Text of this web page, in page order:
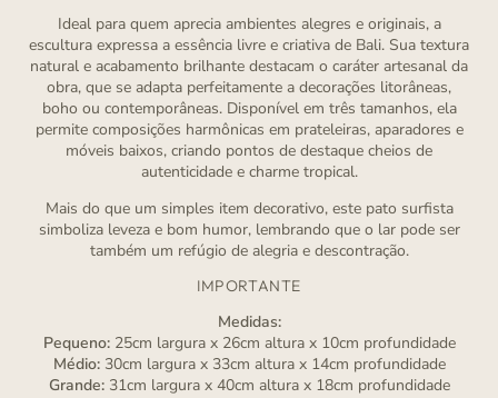
Ideal para quem aprecia ambientes alegres e originais, a
escultura expressa a essência livre e criativa de Bali. Sua textura
natural e acabamento brilhante destacam o caráter artesanal da
obra, que se adapta perfeitamente a decorações litorâneas,
boho ou contemporâneas. Disponível em três tamanhos, ela
permite composições harmônicas em prateleiras, aparadores e
móveis baixos, criando pontos de destaque cheios de
autenticidade e charme tropical.
Mais do que um simples item decorativo, este pato surfista
simboliza leveza e bom humor, lembrando que o lar pode ser
também um refúgio de alegria e descontração.
IMPORTANTE
Medidas:
Pequeno:25cm largura x 26cm altura x 10cm profundidade
Médio:30cm largura x 33cm altura x 14cm profundidade
Grande:31cm largura x 40cm altura x 18cm profundidade